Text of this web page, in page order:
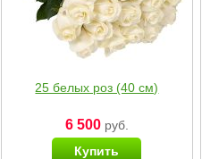
25 белых роз (40 см)
6 500руб.
Купить